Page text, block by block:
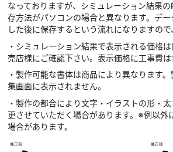
なっておりますが、シミュレーション結果
存方法がパソコンの場合と異なります。デ
した後に保存するという流れになりますので
・シミュレーション結果で表示される価格
売店様にご確認下さい。表示価格に工事費は
・製作可能な書体は商品により異なります
集画面に表示されません。
・製作の都合により文字・イラストの形・
更させていただく場合があります。※例以外
場合があります。